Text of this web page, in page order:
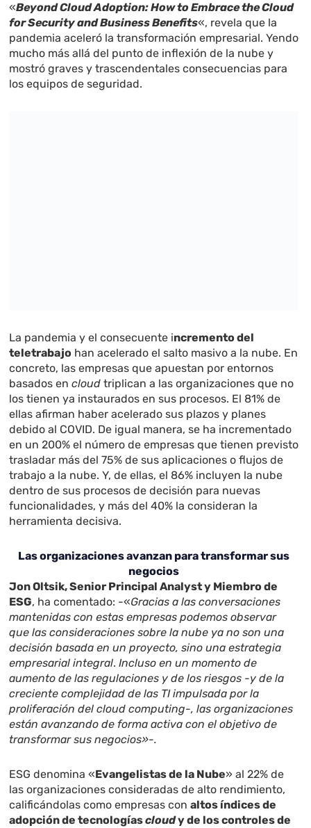
«Beyond Cloud Adoption: How to Embrace the Cloud
for Security and Business Benefits«, revela que la
pandemia aceleró la transformación empresarial. Yendo
mucho más allá del punto de inflexión de la nube y
mostró graves y trascendentales consecuencias para
los equipos de seguridad.
La pandemia y el consecuente incremento del
teletrabajo han acelerado el salto masivo a la nube. En
concreto, las empresas que apuestan por entornos
basados encloud triplican a las organizaciones que no
los tienen ya instaurados en sus procesos. El 81% de
ellas afirman haber acelerado sus plazos y planes
debido al COVID. De igual manera, se ha incrementado
en un 200% el número de empresas que tienen previsto
trasladar más del 75% de sus aplicaciones o flujos de
trabajo a la nube. Y, de ellas, el 86% incluyen la nube
dentro de sus procesos de decisión para nuevas
funcionalidades, y más del 40% la consideran la
herramienta decisiva.
Las organizaciones avanzan para transformar sus
negocios
Jon Oltsik, Senior Principal Analyst y Miembro de
ESG, ha comentado: -«Gracias a las conversaciones
mantenidas con estas empresas podemos observar
que las consideraciones sobre la nube ya no son una
decisión basada en un proyecto, sino una estrategia
empresarial integral.Incluso en un momento de
aumento de las regulaciones y de los riesgos -y de la
creciente complejidad de las TI impulsada por la
proliferación del cloud computing-, las organizaciones
están avanzando de forma activa con el objetivo de
transformar sus negocios»-.
ESG denomina «Evangelistas de la Nube» al 22% de
las organizaciones consideradas de alto rendimiento,
calificándolas como empresas conaltos índices de
adopción de tecnologíascloudy de los controles de